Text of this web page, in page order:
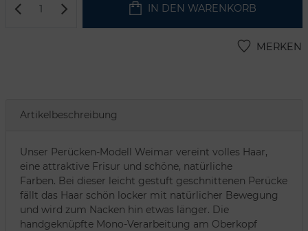
IN DEN WARENKORB
MERKEN
Artikelbeschreibung
Unser Perücken-Modell Weimar vereint volles Haar,
eine attraktive Frisur und schöne, natürliche
Farben. Bei dieser leicht gestuft geschnittenen Perücke
fällt das Haar schön locker mit natürlicher Bewegung
und wird zum Nacken hin etwas länger. Die
handgeknüpfte Mono-Verarbeitung am Oberkopf